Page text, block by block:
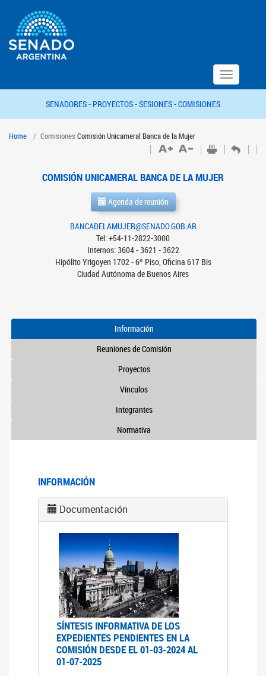
Toggle
navigation
SENADORES - PROYECTOS -SESIONES -COMISIONES
Home Comisiones Comisión Unicameral Banca de la Mujer
COMISIÓN UNICAMERAL BANCA DE LA MUJER
Agenda de reunión
BANCADELAMUJER@SENADO.GOB.AR
Tel: +54-11-2822-3000
Internos: 3604 - 3621 - 3622
Hipólito Yrigoyen 1702 - 6º Piso, Oficina 617 Bis
Ciudad Autónoma de Buenos Aires
Información
Reuniones de Comisión
Proyectos
Vínculos
Integrantes
Normativa
INFORMACIÓN
Documentación
SÍNTESIS INFORMATIVA DE LOS
EXPEDIENTES PENDIENTES EN LA
COMISIÓN DESDE EL 01-03-2024 AL
01-07-2025